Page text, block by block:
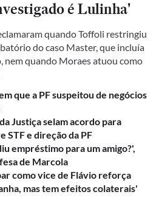
é Lulinha'
quando Toffoli restringiu
do caso Master, que incluía
nem quando Moraes atuou como
que a PF suspeitou de negócios
Justiça selam acordo para
e direção da PF
empréstimo para um amigo?',
de Marcola
como vice de Flávio reforça
mas tem efeitos colaterais'